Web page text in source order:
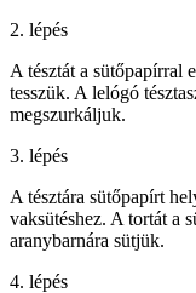
2. lépés
A tésztát a sütőpapírral
tesszük. A lelógó
megszurkáljuk.
3. lépés
A tésztára sütőpapírt
vaksütéshez. A tortát a
aranybarnára sütjük.
4. lépés